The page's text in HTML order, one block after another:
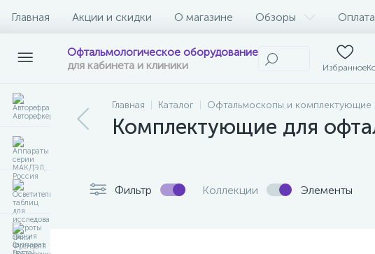
Главная Акции и скидки О магазине Обзоры
Офтальмологическое оборудование
для кабинета и клиники
Избранное
Главная Каталог Офтальмоскопы и комплектующие
Комплектующие для
Фильтр Коллекции Элементы